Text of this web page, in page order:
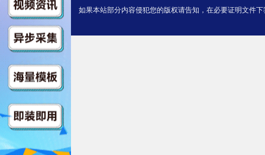
如果本站部分内容侵犯您的版权请告知，在必要证明文件